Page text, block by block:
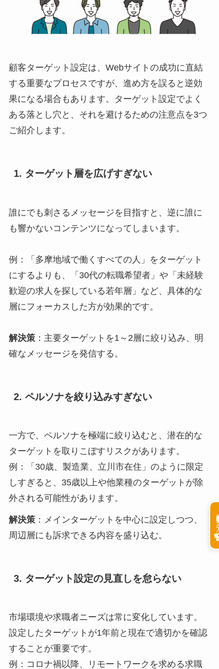
顧客ターゲット設定は、Webサイトの成功に直結
する重要なプロセスですが、進め方を誤ると逆効
果になる場合もあります。ターゲット設定でよく
ある落とし穴と、それを避けるための注意点を3つ
ご紹介します。
1. ターゲット層を広げすぎない
誰にでも刺さるメッセージを目指すと、逆に誰に
も響かないコンテンツになってしまいます。
例：「多摩地域で働くすべての人」をターゲット
にするよりも、「30代の転職希望者」や「未経験
歓迎の求人を探している若年層」など、具体的な
層にフォーカスした方が効果的です。
解決策：主要ターゲットを1～2層に絞り込み、明
確なメッセージを発信する。
2. ペルソナを絞り込みすぎない
一方で、ペルソナを極端に絞り込むと、潜在的な
ターゲットを取りこぼすリスクがあります。
例：「30歳、製造業、立川市在住」のように限定
しすぎると、35歳以上や他業種のターゲットが除
外される可能性があります。
解決策：メインターゲットを中心に設定しつつ、
周辺層にも訴求できる内容を盛り込む。
3. ターゲット設定の見直しを怠らない
市場環境や求職者ニーズは常に変化しています。
設定したターゲットが1年前と現在で適切かを確認
することが重要です。
例：コロナ禍以降、リモートワークを求める求職
掲